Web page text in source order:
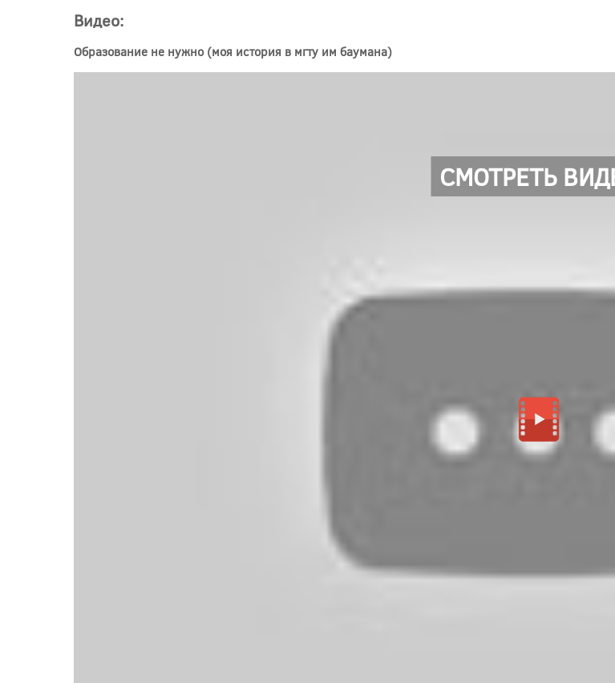
Видео:
Образование не нужно (моя история в мгту им баумана)
СМОТРЕТЬ